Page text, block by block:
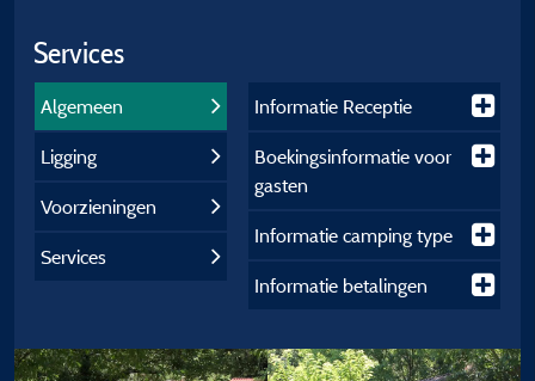
Services
Algemeen
Ligging
Voorzieningen
Services
Informatie Receptie
Boekingsinformatie voor
gasten
Informatie camping type
Informatie betalingen